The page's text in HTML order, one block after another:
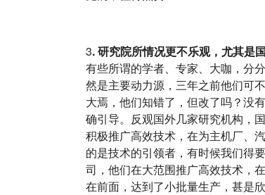
3. 研究院所情况更不乐观，尤其是
有些所谓的学者、专家、大咖，分
然是主要动力源，三年之前他们可
大焉，他们知错了，但改了吗？没
确引导。反观国外几家研究机构，
积极推广高效技术，在为主机厂、
的是技术的引领者，有时候我们得
司，他们在大范围推广高效技术，
在前面，达到了小批量生产，甚是欣